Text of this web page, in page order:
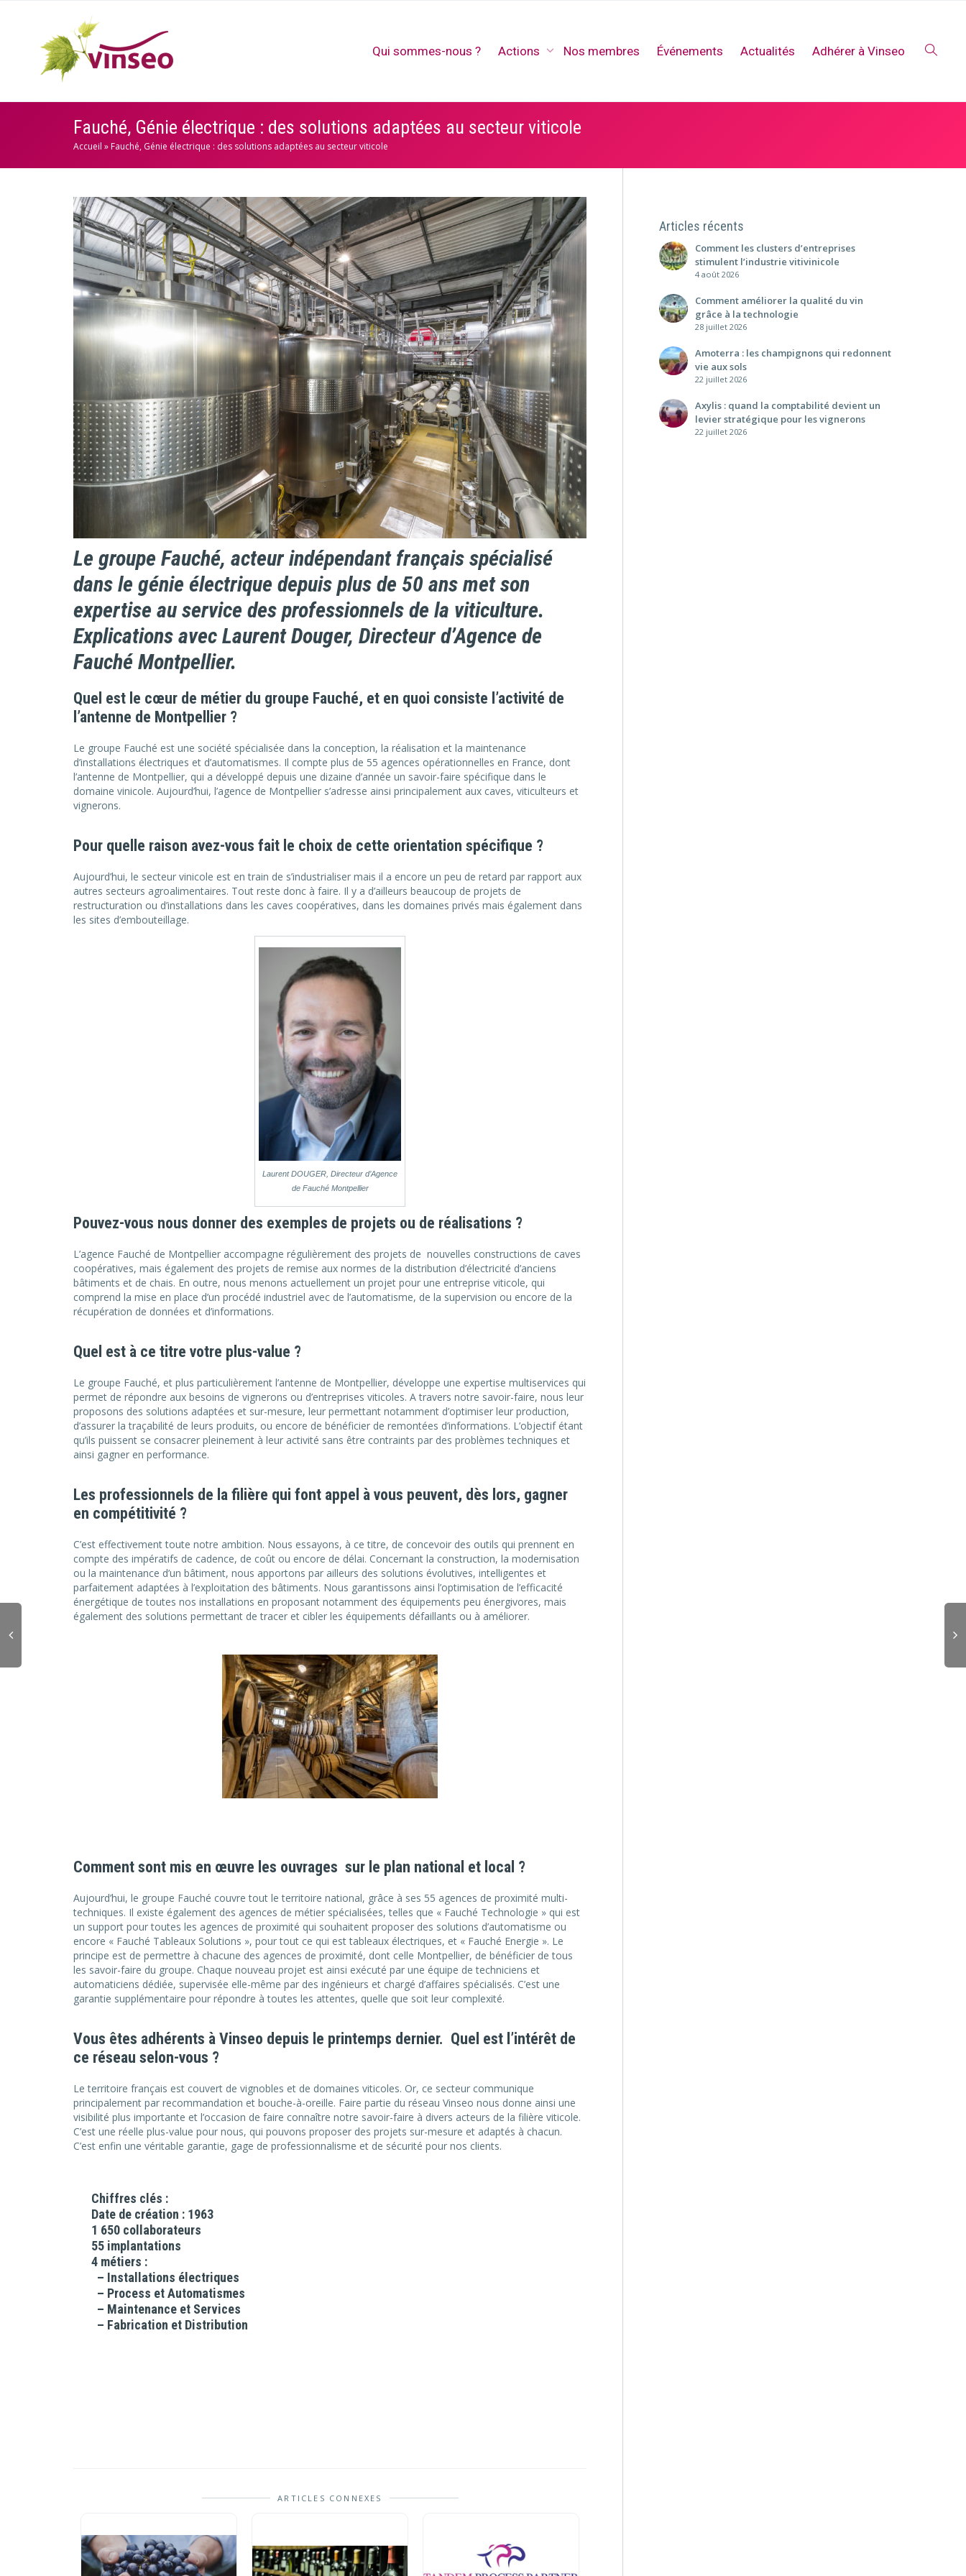
Qui sommes-nous ? Actions Nos membres Événements Actualités Adhérer à Vinseo
Fauché, Génie électrique : des solutions adaptées au secteur viticole
Accueil » Fauché, Génie électrique : des solutions adaptées au secteur viticole
Le groupe Fauché, acteur indépendant français spécialisé
dans le génie électrique depuis plus de 50 ans met son
expertise au service des professionnels de la viticulture.
Explications avec Laurent Douger, Directeur d’Agence de
Fauché Montpellier.
Quel est le cœur de métier du groupe Fauché, et en quoi consiste l’activité de
l’antenne de Montpellier ?
Le groupe Fauché est une société spécialisée dans la conception, la réalisation et la maintenance
d’installations électriques et d’automatismes. Il compte plus de 55 agences opérationnelles en France, dont
l’antenne de Montpellier, qui a développé depuis une dizaine d’année un savoir-faire spécifique dans le
domaine vinicole. Aujourd’hui, l’agence de Montpellier s’adresse ainsi principalement aux caves, viticulteurs et
vignerons.
Pour quelle raison avez-vous fait le choix de cette orientation spécifique ?
Aujourd’hui, le secteur vinicole est en train de s’industrialiser mais il a encore un peu de retard par rapport aux
autres secteurs agroalimentaires. Tout reste donc à faire. Il y a d’ailleurs beaucoup de projets de
restructuration ou d’installations dans les caves coopératives, dans les domaines privés mais également dans
les sites d’embouteillage.
Laurent DOUGER, Directeur d’Agence
de Fauché Montpellier
Pouvez-vous nous donner des exemples de projets ou de réalisations ?
L’agence Fauché de Montpellier accompagne régulièrement des projets de nouvelles constructions de caves
coopératives, mais également des projets de remise aux normes de la distribution d’électricité d’anciens
bâtiments et de chais. En outre, nous menons actuellement un projet pour une entreprise viticole, qui
comprend la mise en place d’un procédé industriel avec de l’automatisme, de la supervision ou encore de la
récupération de données et d’informations.
Quel est à ce titre votre plus-value ?
Le groupe Fauché, et plus particulièrement l’antenne de Montpellier, développe une expertise multiservices qui
permet de répondre aux besoins de vignerons ou d’entreprises viticoles. A travers notre savoir-faire, nous leur
proposons des solutions adaptées et sur-mesure, leur permettant notamment d’optimiser leur production,
d’assurer la traçabilité de leurs produits, ou encore de bénéficier de remontées d’informations. L’objectif étant
qu’ils puissent se consacrer pleinement à leur activité sans être contraints par des problèmes techniques et
ainsi gagner en performance.
Les professionnels de la filière qui font appel à vous peuvent, dès lors, gagner
en compétitivité ?
C’est effectivement toute notre ambition. Nous essayons, à ce titre, de concevoir des outils qui prennent en
compte des impératifs de cadence, de coût ou encore de délai. Concernant la construction, la modernisation
ou la maintenance d’un bâtiment, nous apportons par ailleurs des solutions évolutives, intelligentes et
parfaitement adaptées à l’exploitation des bâtiments. Nous garantissons ainsi l’optimisation de l’efficacité
énergétique de toutes nos installations en proposant notamment des équipements peu énergivores, mais
également des solutions permettant de tracer et cibler les équipements défaillants ou à améliorer.
Comment sont mis en œuvre les ouvrages sur le plan national et local ?
Aujourd’hui, le groupe Fauché couvre tout le territoire national, grâce à ses 55 agences de proximité multi-
techniques. Il existe également des agences de métier spécialisées, telles que « Fauché Technologie » qui est
un support pour toutes les agences de proximité qui souhaitent proposer des solutions d’automatisme ou
encore « Fauché Tableaux Solutions », pour tout ce qui est tableaux électriques, et « Fauché Energie ». Le
principe est de permettre à chacune des agences de proximité, dont celle Montpellier, de bénéficier de tous
les savoir-faire du groupe. Chaque nouveau projet est ainsi exécuté par une équipe de techniciens et
automaticiens dédiée, supervisée elle-même par des ingénieurs et chargé d’affaires spécialisés. C’est une
garantie supplémentaire pour répondre à toutes les attentes, quelle que soit leur complexité.
Vous êtes adhérents à Vinseo depuis le printemps dernier. Quel est l’intérêt de
ce réseau selon-vous ?
Le territoire français est couvert de vignobles et de domaines viticoles. Or, ce secteur communique
principalement par recommandation et bouche-à-oreille. Faire partie du réseau Vinseo nous donne ainsi une
visibilité plus importante et l’occasion de faire connaître notre savoir-faire à divers acteurs de la filière viticole.
C’est une réelle plus-value pour nous, qui pouvons proposer des projets sur-mesure et adaptés à chacun.
C’est enfin une véritable garantie, gage de professionnalisme et de sécurité pour nos clients.
Chiffres clés :
Date de création : 1963
1 650 collaborateurs
55 implantations
4 métiers :
– Installations électriques
– Process et Automatismes
– Maintenance et Services
– Fabrication et Distribution
ARTICLES CONNEXES
Articles récents
Comment les clusters d’entreprises
stimulent l’industrie vitivinicole
4 août 2026
Comment améliorer la qualité du vin
grâce à la technologie
28 juillet 2026
Amoterra : les champignons qui redonnent
vie aux sols
22 juillet 2026
Axylis : quand la comptabilité devient un
levier stratégique pour les vignerons
22 juillet 2026